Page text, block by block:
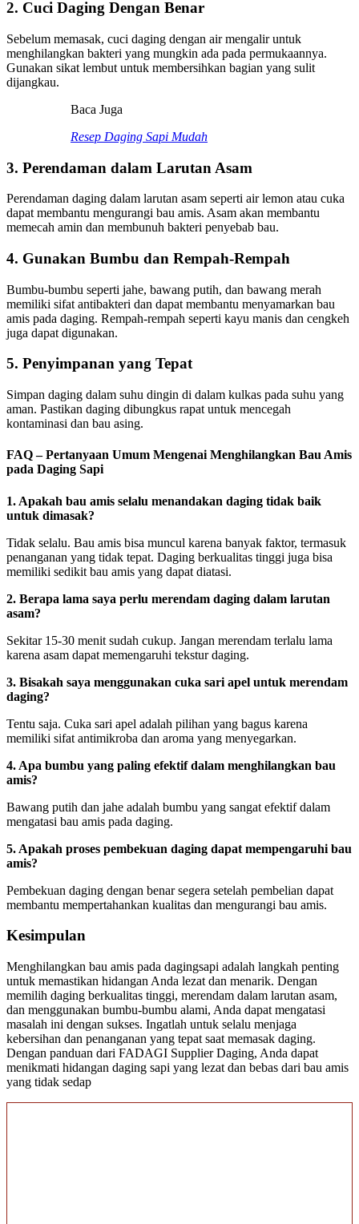
2. Cuci Daging Dengan Benar
Sebelum memasak, cuci daging dengan air mengalir untuk
menghilangkan bakteri yang mungkin ada pada permukaannya.
Gunakan sikat lembut untuk membersihkan bagian yang sulit
dijangkau.
Baca Juga
Resep Daging Sapi Mudah
3. Perendaman dalam Larutan Asam
Perendaman daging dalam larutan asam seperti air lemon atau cuka
dapat membantu mengurangi bau amis. Asam akan membantu
memecah amin dan membunuh bakteri penyebab bau.
4. Gunakan Bumbu dan Rempah-Rempah
Bumbu-bumbu seperti jahe, bawang putih, dan bawang merah
memiliki sifat antibakteri dan dapat membantu menyamarkan bau
amis pada daging. Rempah-rempah seperti kayu manis dan cengkeh
juga dapat digunakan.
5. Penyimpanan yang Tepat
Simpan daging dalam suhu dingin di dalam kulkas pada suhu yang
aman. Pastikan daging dibungkus rapat untuk mencegah
kontaminasi dan bau asing.
FAQ – Pertanyaan Umum Mengenai Menghilangkan Bau Amis
pada Daging Sapi
1. Apakah bau amis selalu menandakan daging tidak baik
untuk dimasak?
Tidak selalu. Bau amis bisa muncul karena banyak faktor, termasuk
penanganan yang tidak tepat. Daging berkualitas tinggi juga bisa
memiliki sedikit bau amis yang dapat diatasi.
2. Berapa lama saya perlu merendam daging dalam larutan
asam?
Sekitar 15-30 menit sudah cukup. Jangan merendam terlalu lama
karena asam dapat memengaruhi tekstur daging.
3. Bisakah saya menggunakan cuka sari apel untuk merendam
daging?
Tentu saja. Cuka sari apel adalah pilihan yang bagus karena
memiliki sifat antimikroba dan aroma yang menyegarkan.
4. Apa bumbu yang paling efektif dalam menghilangkan bau
amis?
Bawang putih dan jahe adalah bumbu yang sangat efektif dalam
mengatasi bau amis pada daging.
5. Apakah proses pembekuan daging dapat mempengaruhi bau
amis?
Pembekuan daging dengan benar segera setelah pembelian dapat
membantu mempertahankan kualitas dan mengurangi bau amis.
Kesimpulan
Menghilangkan bau amis pada dagingsapi adalah langkah penting
untuk memastikan hidangan Anda lezat dan menarik. Dengan
memilih daging berkualitas tinggi, merendam dalam larutan asam,
dan menggunakan bumbu-bumbu alami, Anda dapat mengatasi
masalah ini dengan sukses. Ingatlah untuk selalu menjaga
kebersihan dan penanganan yang tepat saat memasak daging.
Dengan panduan dari FADAGI Supplier Daging, Anda dapat
menikmati hidangan daging sapi yang lezat dan bebas dari bau amis
yang tidak sedap